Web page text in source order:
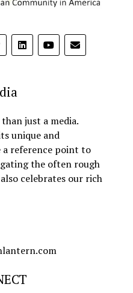
just a media.
unique and
reference point to
the often rough
celebrates our rich